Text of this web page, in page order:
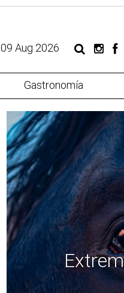
09 Aug 2026
Gastronomía